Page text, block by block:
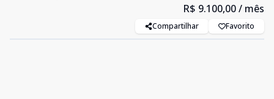
R$ 9.100,00/ mês
Compartilhar Favorito